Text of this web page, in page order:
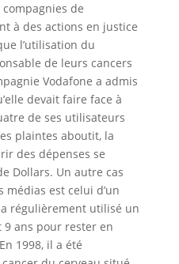
de
à des actions en justice
l’utilisation du
de leurs cancers
Vodafone a admis
devait faire face à
de ses utilisateurs
plaintes aboutit, la
des dépenses se
Dollars. Un autre cas
est celui d’un
régulièrement utilisé un
ans pour rester en
1998, il a été